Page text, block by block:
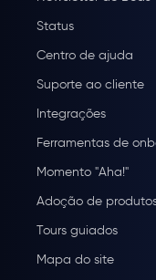
Status
Centro de ajuda
Suporte ao cliente
Integrações
Ferramentas de
Momento "Aha!"
Adoção de
Tours guiados
Mapa do site